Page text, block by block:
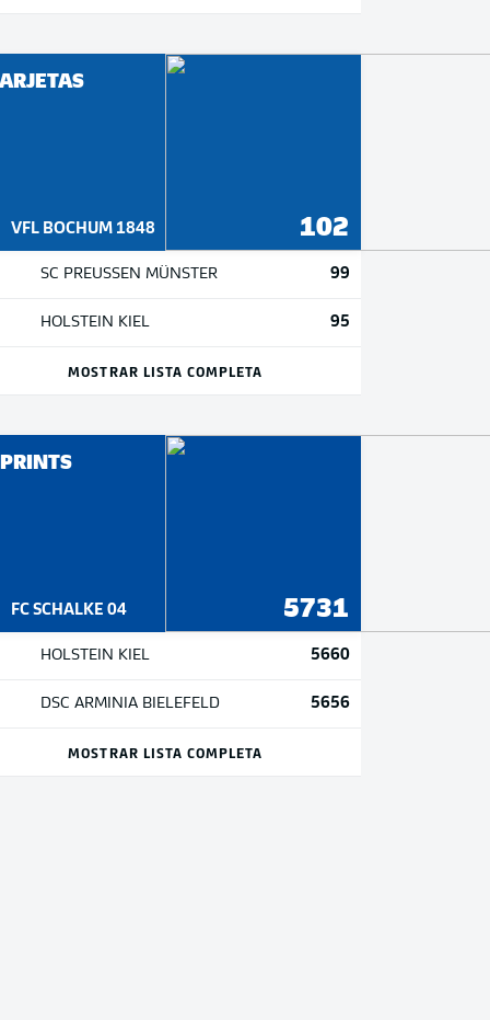
VFL BOCHUM 1848 102
SC PREUSSEN MÜNSTER 99
HOLSTEIN KIEL 95
MOSTRAR LISTA COMPLETA
FC SCHALKE 04 5731
HOLSTEIN KIEL 5660
DSC ARMINIA BIELEFELD 5656
MOSTRAR LISTA COMPLETA